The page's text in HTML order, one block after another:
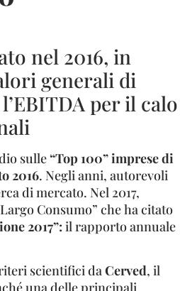
nel 2016, in
generali di
per il calo
sulle“Top 100” imprese di
2016. Negli anni, autorevoli
di mercato. Nel 2017,
Consumo” che ha citato
2017”: il rapporto annuale
scientifici daCerved, il